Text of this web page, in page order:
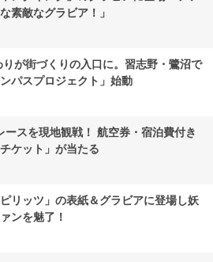
素敵なグラビア！」
が街づくりの入口に。習志野・鷺沼で
ンパスプロジェクト」始動
ースを現地観戦！ 航空券・宿泊費付き
ケット」が当たる
リッツ」の表紙＆グラビアに登場し妖
ンを魅了！